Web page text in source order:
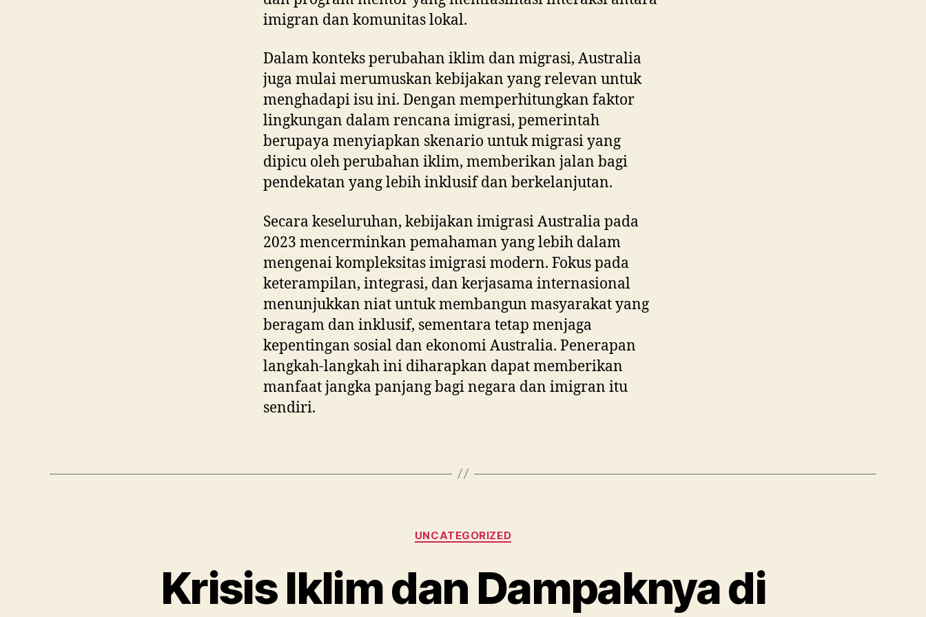
imigran dan komunitas lokal.
Dalam konteks perubahan iklim dan migrasi, Australia
juga mulai merumuskan kebijakan yang relevan untuk
menghadapi isu ini. Dengan memperhitungkan faktor
lingkungan dalam rencana imigrasi, pemerintah
berupaya menyiapkan skenario untuk migrasi yang
dipicu oleh perubahan iklim, memberikan jalan bagi
pendekatan yang lebih inklusif dan berkelanjutan.
Secara keseluruhan, kebijakan imigrasi Australia pada
2023 mencerminkan pemahaman yang lebih dalam
mengenai kompleksitas imigrasi modern. Fokus pada
keterampilan, integrasi, dan kerjasama internasional
menunjukkan niat untuk membangun masyarakat yang
beragam dan inklusif, sementara tetap menjaga
kepentingan sosial dan ekonomi Australia. Penerapan
langkah-langkah ini diharapkan dapat memberikan
manfaat jangka panjang bagi negara dan imigran itu
sendiri.
Categories
UNCATEGORIZED
Krisis Iklim dan Dampaknya di